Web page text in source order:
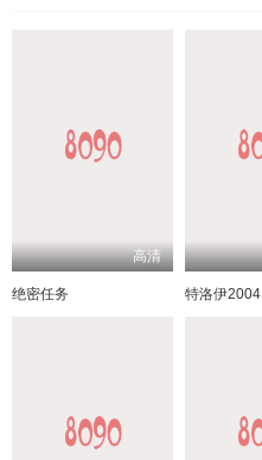
高清
绝密任务 特洛伊2004